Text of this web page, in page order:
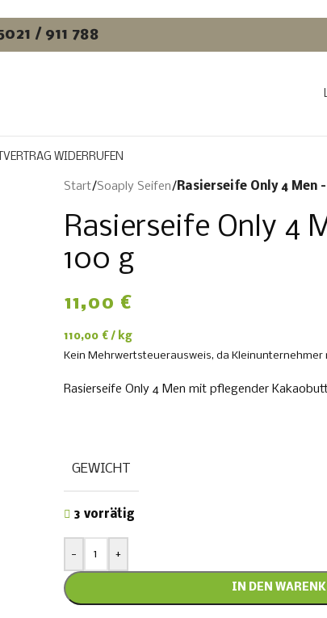
/ 911 788
VERTRAG WIDERRUFEN
Start/Soaply Seifen/Rasierseife Only 4 Men
Rasierseife Only 4
100 g
11,00 €
110,00 €/ kg
Kein Mehrwertsteuerausweis, da Kleinunternehmer
Rasierseife Only 4 Men mit pflegender
GEWICHT
3 vorrätig
- +
IN DEN